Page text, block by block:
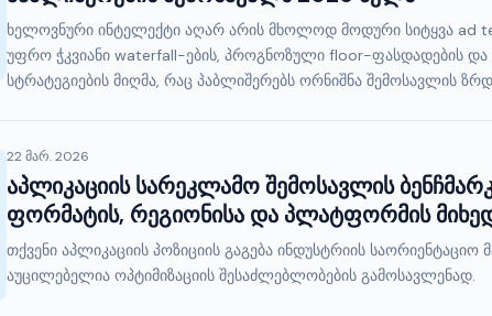
ხელოვნური ინტელექტი აღარ არის მხოლოდ მოდური სიტყვა ad
უფრო ჭკვიანი waterfall-ების, პროგნოზული floor-ფასდადების
სტრატეგიების მიღმა, რაც პაბლიშერებს ორნიშნა შემოსავლის
22 მარ. 2026
აპლიკაციის სარეკლამო შემოსავლის
ფორმატის, რეგიონისა და პლატფორმის
თქვენი აპლიკაციის პოზიციის გაგება ინდუსტრიის საორიენტაციო
აუცილებელია ოპტიმიზაციის შესაძლებლობების გამოსავლენად.